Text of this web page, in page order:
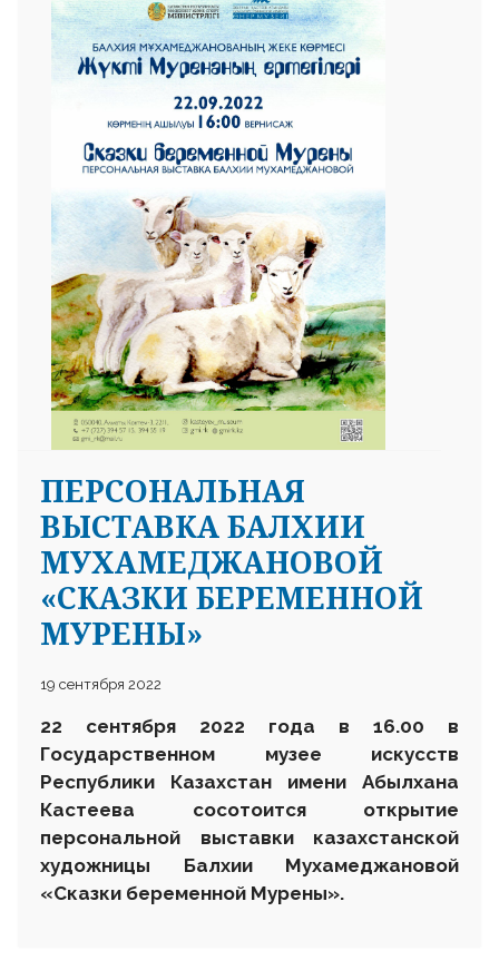
ПЕРСОНАЛЬНАЯ
ВЫСТАВКА БАЛХИИ
МУХАМЕДЖАНОВОЙ
«СКАЗКИ БЕРЕМЕННОЙ
МУРЕНЫ»
19 сентября 2022
22 сентября 2022 года в 16.00 в
Государственном музее искусств
Республики Казахстан имени Абылхана
Кастеева сосотоится открытие
персональной выставки казахстанской
художницы Балхии Мухамеджановой
«Сказки беременной Мурены».